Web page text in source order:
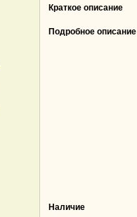
Краткое описание
Подробное описание
Наличие